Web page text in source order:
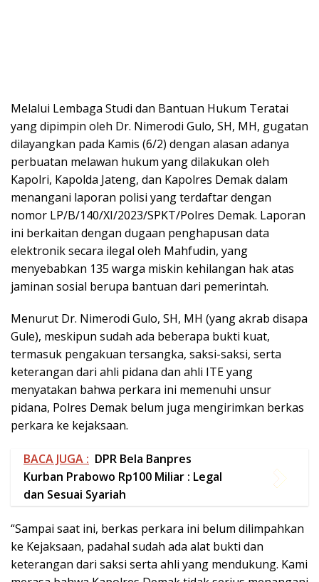
ini berkaitan dengan dugaan penghapusan data
elektronik secara ilegal oleh Mahfudin, yang
menyebabkan 135 warga miskin kehilangan hak atas
jaminan sosial berupa bantuan dari pemerintah.
Menurut Dr. Nimerodi Gulo, SH, MH (yang akrab disapa
Gule), meskipun sudah ada beberapa bukti kuat,
termasuk pengakuan tersangka, saksi-saksi, serta
keterangan dari ahli pidana dan ahli ITE yang
menyatakan bahwa perkara ini memenuhi unsur
pidana, Polres Demak belum juga mengirimkan berkas
BACA JUGA : DPR Bela Banpres
Kurban Prabowo Rp100 Miliar : Legal
dan Sesuai Syariah
“Sampai saat ini, berkas perkara ini belum dilimpahkan
ke Kejaksaan, padahal sudah ada alat bukti dan
merasa bahwa Kapolres Demak tidak serius menangani
perkara ini, yang sudah berlangsung hampir dua tahun
tanpa perkembangan yang jelas,” ujar Gule.
Lembaga ini juga menuntut agar Polres Demak segera
memproses berkas perkara ini secara cepat, sesuai
dengan prinsip peradilan cepat yang diatur dalam